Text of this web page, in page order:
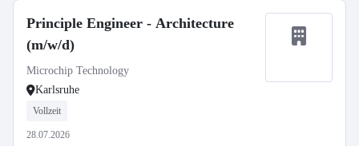
Principle Engineer - Architecture
(m/w/d)
Microchip Technology
Karlsruhe
Vollzeit
28.07.2026